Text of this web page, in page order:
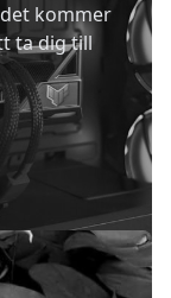
kommer
ta dig till